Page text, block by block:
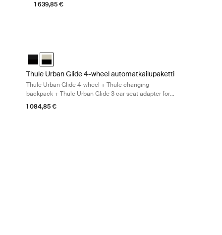
1 639,85 €
Musta mustalla
Soft Beige (selected)
Thule Urban Glide 4-wheel automatkailupaketti Musta
Thule Urban Glide 4-wheel automatkailupaketti Soft
Thule Urban Glide 4-wheel automatkailupaketti
Thule Urban Glide 4-wheel + Thule changing
backpack + Thule Urban Glide 3 car seat adapter for
Maxi-Cosi®
1 084,85 €